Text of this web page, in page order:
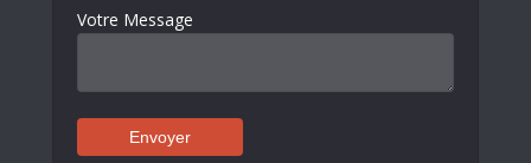
Votre Message